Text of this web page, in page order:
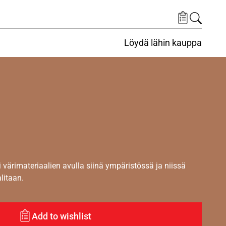
Löydä lähin kauppa
avulla siinä ympäristössä ja niissä
Add to wishlist